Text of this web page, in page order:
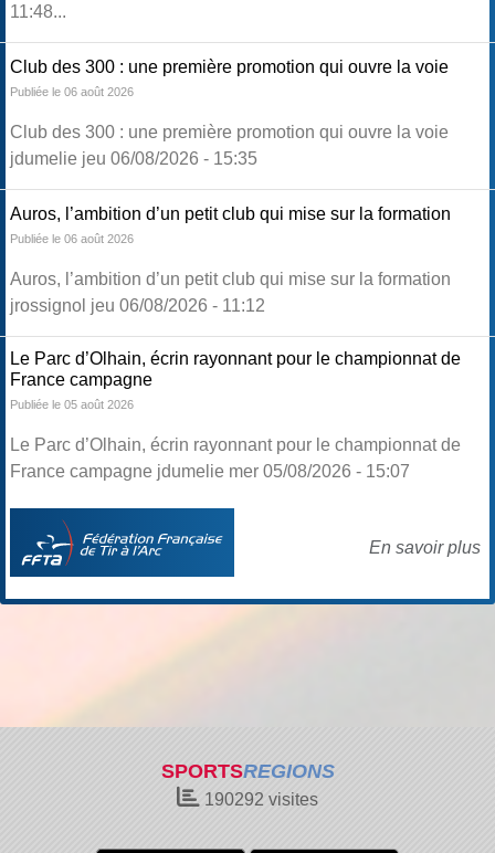
d’une seconde phase de sélection sgirou ven 07/08/2026 -
Club des 300 : une première promotion qui ouvre la voie
Club des 300 : une première promotion qui ouvre la voie
Auros, l’ambition d’un petit club qui mise sur la formation
Auros, l’ambition d’un petit club qui mise sur la formation
Le Parc d’Olhain, écrin rayonnant pour le championnat de
France campagne
Le Parc d’Olhain, écrin rayonnant pour le championnat de
SPORTSREGIONS
190292 visites